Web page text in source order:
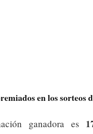
en los sorteos
ganadora es